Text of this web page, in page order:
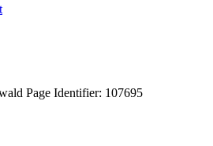
Page Identifier: 107695